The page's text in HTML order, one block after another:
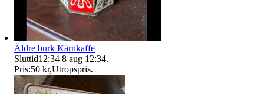
Äldre burk Kärnkaffe
Sluttid12:34 8 aug 12:34.
Pris:50 kr,Utropspris.